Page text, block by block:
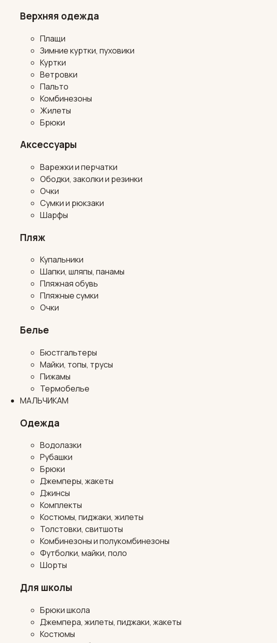
Верхняя одежда
Плащи
Зимние куртки, пуховики
Куртки
Ветровки
Пальто
Комбинезоны
Жилеты
Брюки
Аксессуары
Варежки и перчатки
Ободки, заколки и резинки
Очки
Сумки и рюкзаки
Шарфы
Пляж
Купальники
Шапки, шляпы, панамы
Пляжная обувь
Пляжные сумки
Очки
Белье
Бюстгальтеры
Майки, топы, трусы
Пижамы
Термобелье
МАЛЬЧИКАМ
Одежда
Водолазки
Рубашки
Брюки
Джемперы, жакеты
Джинсы
Комплекты
Костюмы, пиджаки, жилеты
Толстовки, свитшоты
Комбинезоны и полукомбинезоны
Футболки, майки, поло
Шорты
Для школы
Брюки школа
Джемпера, жилеты, пиджаки, жакеты
Костюмы